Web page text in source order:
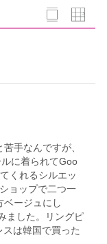
手なんですが、
に着られてGoo
くれるシルエッ
ョップで二つ一
ベージュにし
ました。リングピ
は韓国で買った